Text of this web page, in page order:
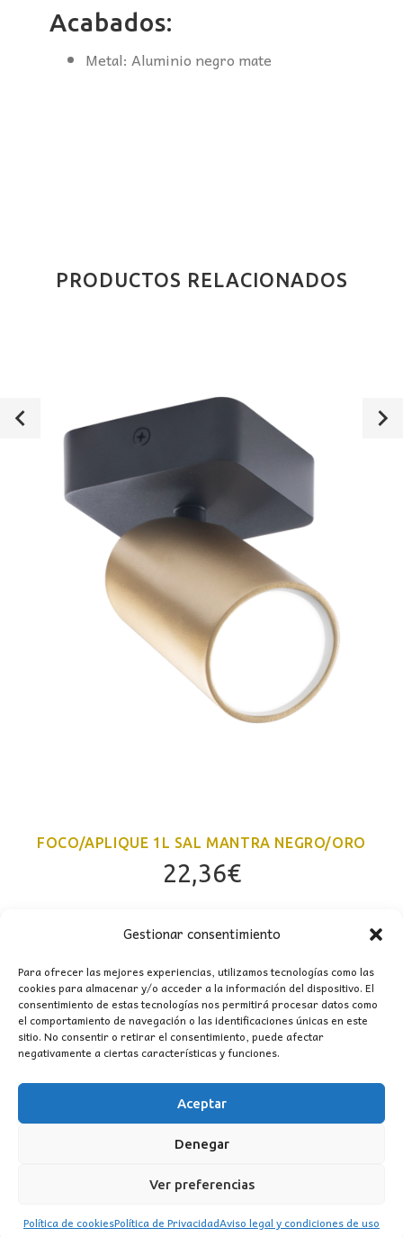
Gestionar consentimiento
Para ofrecer las mejores experiencias, utilizamos tecnologías como las
cookies para almacenar y/o acceder a la información del dispositivo. El
consentimiento de estas tecnologías nos permitirá procesar datos como
el comportamiento de navegación o las identificaciones únicas en este
sitio. No consentir o retirar el consentimiento, puede afectar
negativamente a ciertas características y funciones.
Aceptar
Denegar
Ver preferencias
Política de cookiesPolítica de PrivacidadAviso legal y condiciones de uso
Acabados:
Metal: Aluminio negro mate
PRODUCTOS RELACIONADOS
FOCO/APLIQUE 1L SAL MANTRA NEGRO/ORO
22,36€
CONTACTO
WhatsApp
TikTok
Instagram